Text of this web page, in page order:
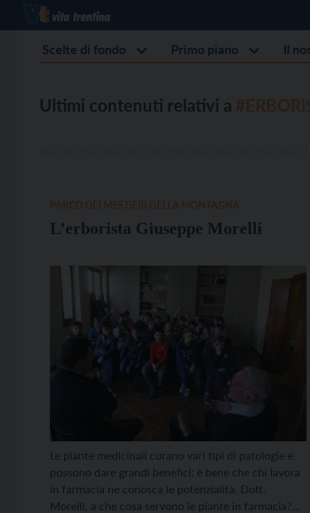
Scelte di fondo Primo piano Il
Ultimi contenuti relativi a
L’erborista Giuseppe Morelli
Le piante medicinali curano vari tipi di patologie e
possono dare grandi benefici: è bene che chi lavora
in farmacia ne conosca le potenzialità. Dott.
Morelli, a che cosa servono le piante in farmacia?